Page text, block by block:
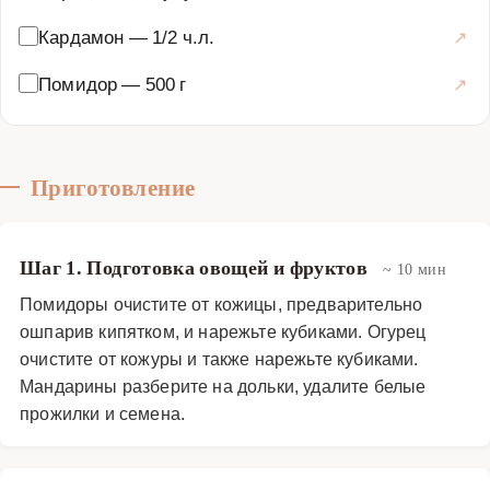
Кардамон — 1/2 ч.л.
Помидор— 500 г
Приготовление
Шаг 1. Подготовка овощей и фруктов ~ 10 мин
Помидоры очистите от кожицы, предварительно
ошпарив кипятком, и нарежьте кубиками. Огурец
очистите от кожуры и также нарежьте кубиками.
Мандарины разберите на дольки, удалите белые
прожилки и семена.